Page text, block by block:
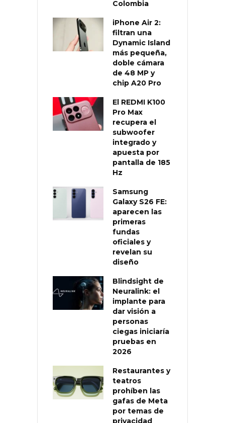
Colombia
iPhone Air 2:
filtran una
Dynamic Island
más pequeña,
doble cámara
de 48 MP y
chip A20 Pro
El REDMI K100
Pro Max
recupera el
subwoofer
integrado y
apuesta por
pantalla de 185
Hz
Samsung
Galaxy S26 FE:
aparecen las
primeras
fundas
oficiales y
revelan su
diseño
Blindsight de
Neuralink: el
implante para
dar visión a
personas
ciegas iniciaría
pruebas en
2026
Restaurantes y
teatros
prohíben las
gafas de Meta
por temas de
privacidad